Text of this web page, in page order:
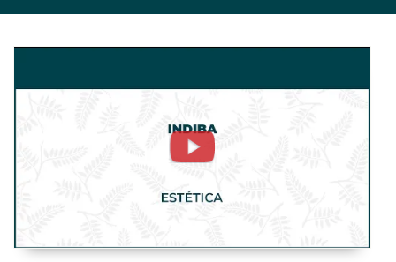
Indiba
Estética.
Radiofrecuencia